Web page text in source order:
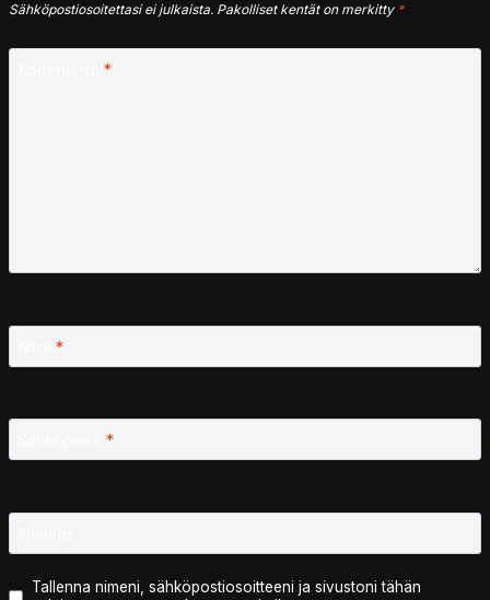
Sähköpostiosoitettasi ei julkaista. Pakolliset kentät on merkitty *
*
*
*
Tallenna nimeni, sähköpostiosoitteeni ja sivustoni tähän